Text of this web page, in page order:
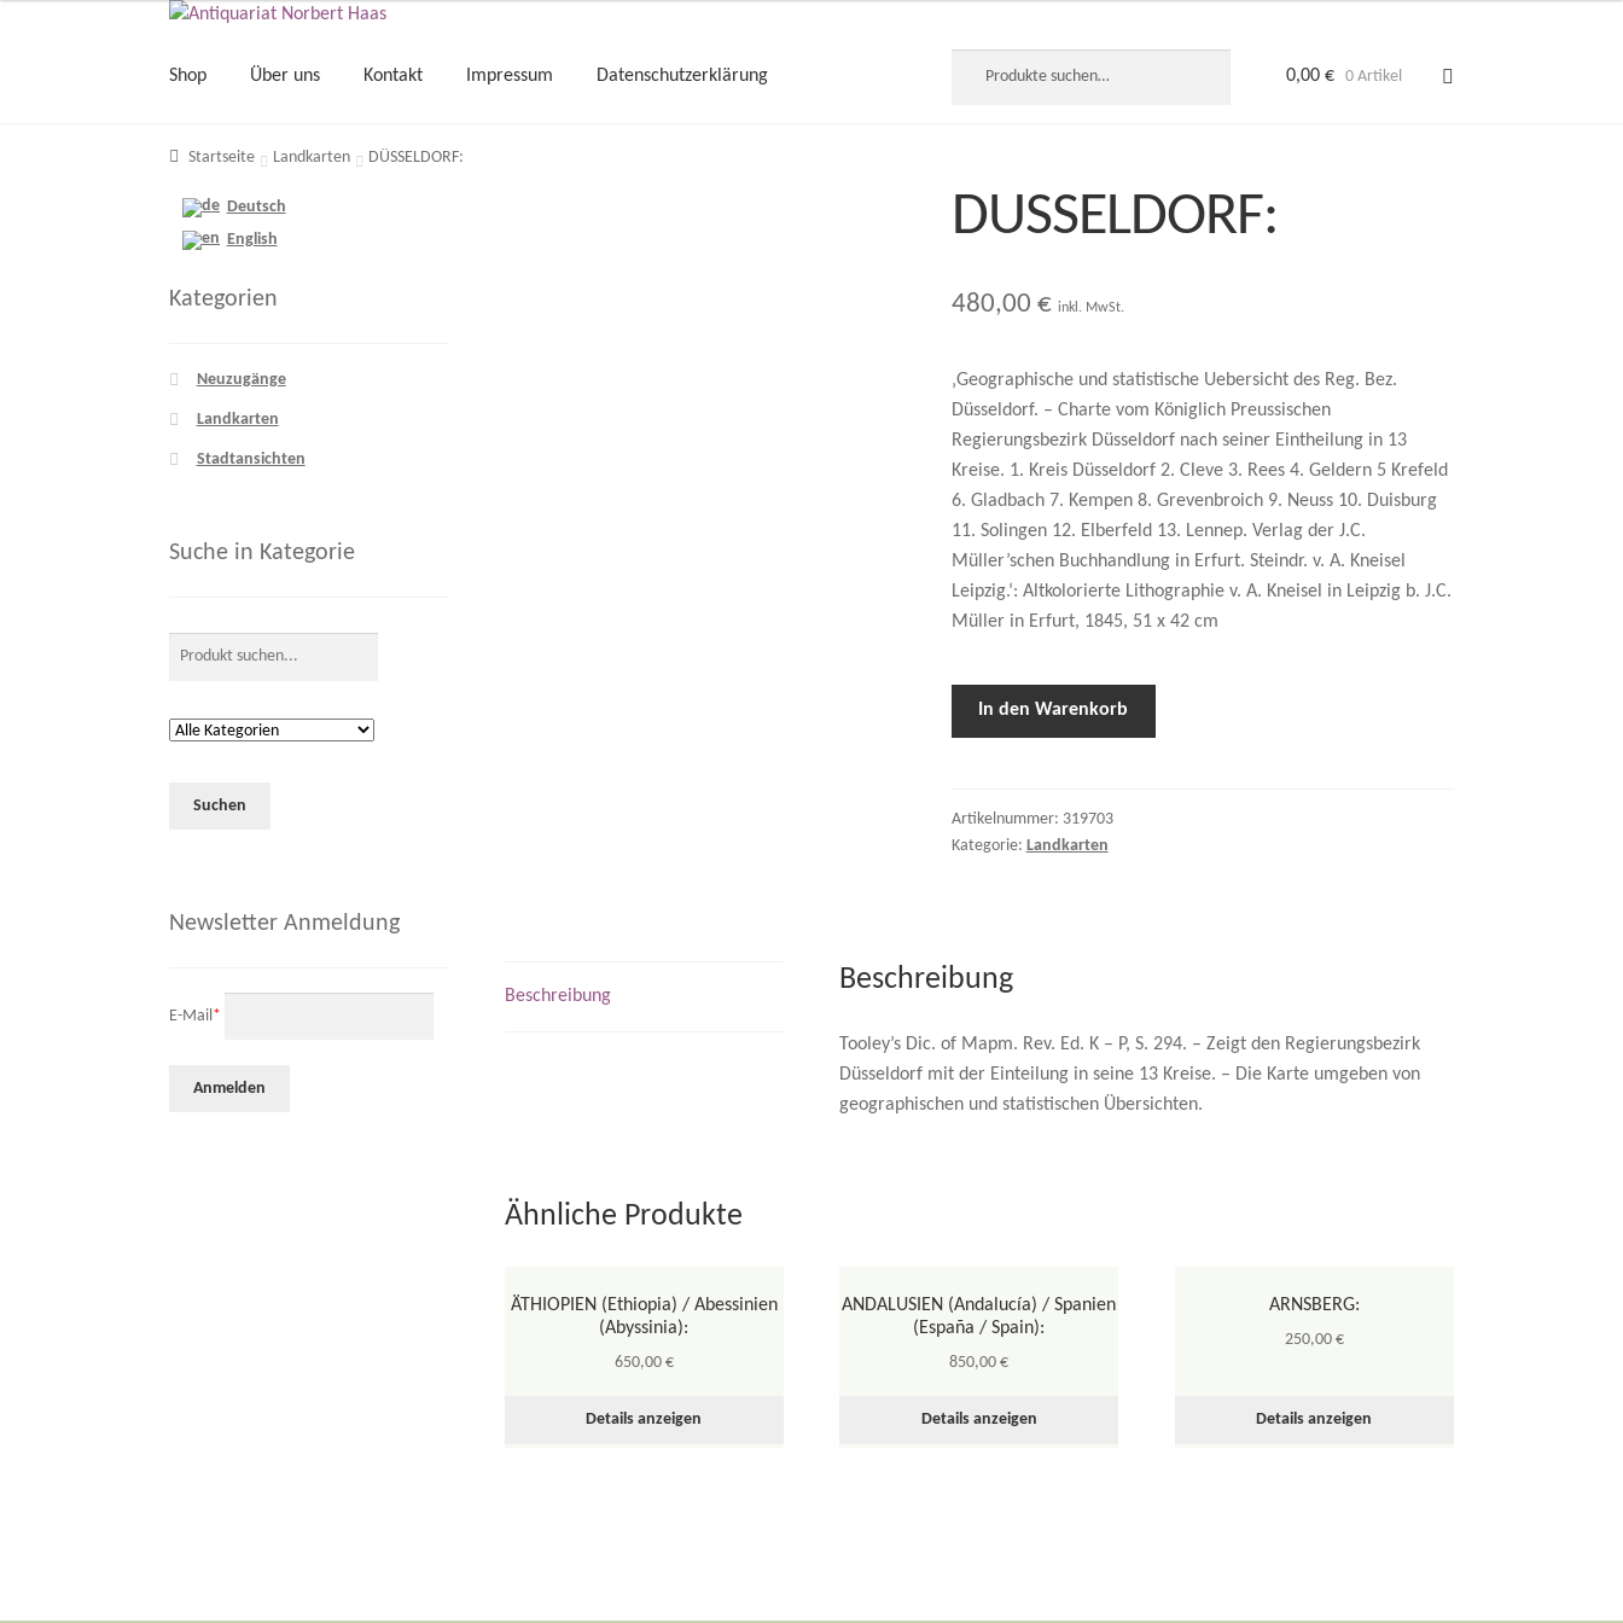
Shop Über uns Kontakt Impressum Datenschutzerklärung 0,00€ 0 Artikel
Startseite Landkarten DÜSSELDORF:
DÜSSELDORF:
480,00 € inkl. MwSt.
‚Geographische und statistische Uebersicht des Reg. Bez.
Düsseldorf. – Charte vom Königlich Preussischen
Regierungsbezirk Düsseldorf nach seiner Eintheilung in 13
Kreise. 1. Kreis Düsseldorf 2. Cleve 3. Rees 4. Geldern 5 Krefeld
6. Gladbach 7. Kempen 8. Grevenbroich 9. Neuss 10. Duisburg
11. Solingen 12. Elberfeld 13. Lennep. Verlag der J.C.
Müller’schen Buchhandlung in Erfurt. Steindr. v. A. Kneisel
Leipzig.‘: Altkolorierte Lithographie v. A. Kneisel in Leipzig b. J.C.
Müller in Erfurt, 1845, 51 x 42 cm
In den Warenkorb
Artikelnummer: 319703
Kategorie: Landkarten
Beschreibung
Beschreibung
Tooley’s Dic. of Mapm. Rev. Ed. K – P, S. 294. – Zeigt den Regierungsbezirk
Düsseldorf mit der Einteilung in seine 13 Kreise. – Die Karte umgeben von
geographischen und statistischen Übersichten.
Ähnliche Produkte
ÄTHIOPIEN (Ethiopia) / Abessinien
(Abyssinia):
650,00 €
Details anzeigen
ANDALUSIEN (Andalucía) / Spanien
(España / Spain):
850,00€
Details anzeigen
ARNSBERG:
250,00 €
Details anzeigen
Deutsch
English
Kategorien
Neuzugänge
Landkarten
Stadtansichten
Suche in Kategorie
Newsletter Anmeldung
E-Mail *